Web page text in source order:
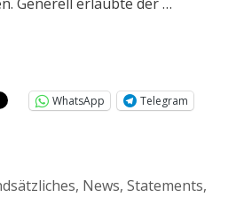
WhatsApp
Telegram
, News, Statements,